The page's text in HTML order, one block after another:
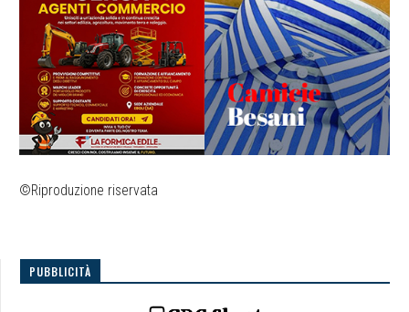
©Riproduzione riservata
PUBBLICITÀ